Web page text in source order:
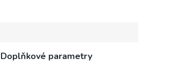
Doplňkové parametry